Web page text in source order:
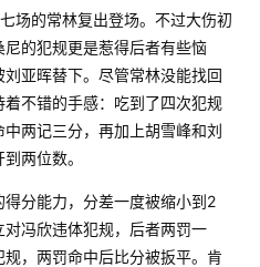
场的常林复出登场。不过大伤初
的犯规更是惹得后者有些恼
亚晖替下。尽管常林没能找回
不错的手感：吃到了四次犯规
两记三分，再加上胡雪峰和刘
两位数。
分能力，分差一度被缩小到2
冯欣违体犯规，后者两罚一
，两罚命中后比分被扳平。肯